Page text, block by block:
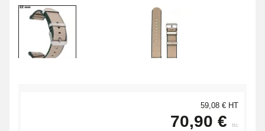
59,08 € HT
70,90 € ttc